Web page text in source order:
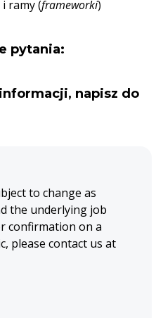
ramy (frameworki)
pytania:
napisz do
to change as
the underlying job
confirmation on a
please contact us at